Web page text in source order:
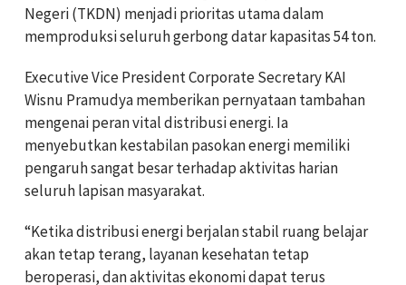
Negeri (TKDN) menjadi prioritas utama dalam
memproduksi seluruh gerbong datar kapasitas 54 ton.
Executive Vice President Corporate Secretary KAI
Wisnu Pramudya memberikan pernyataan tambahan
mengenai peran vital distribusi energi. Ia
menyebutkan kestabilan pasokan energi memiliki
pengaruh sangat besar terhadap aktivitas harian
seluruh lapisan masyarakat.
“Ketika distribusi energi berjalan stabil ruang belajar
akan tetap terang, layanan kesehatan tetap
beroperasi, dan aktivitas ekonomi dapat terus